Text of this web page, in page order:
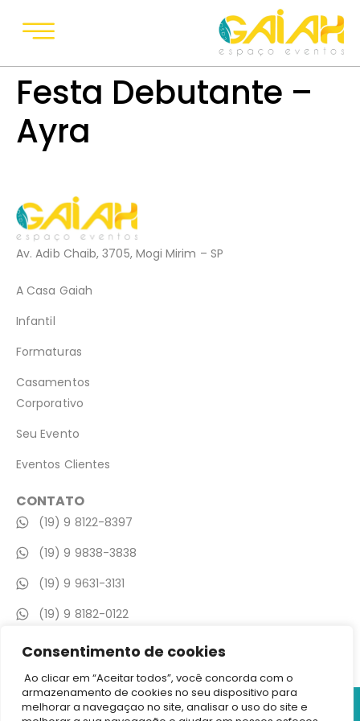
Consentimento de cookies
Ao clicar em “Aceitar todos”, você concorda com o
armazenamento de cookies no seu dispositivo para
melhorar a navegaçao no site, analisar o uso do site e
Festa Debutante –
Ayra
Av. Adib Chaib, 3705, Mogi Mirim – SP
A Casa Gaiah
Infantil
Formaturas
Casamentos
Corporativo
Seu Evento
Eventos Clientes
CONTATO
(19) 9 8122-8397
(19) 9 9838-3838
(19) 9 9631-3131
(19) 9 8182-0122
contato@gaiaheventos.com.br
©2026 Casa Gaiah ( espaço eventos) – Todos Direitos
Reservados | Av. Adib Chaib, 3705, Mogi Mirim – SP CEP: 13806-